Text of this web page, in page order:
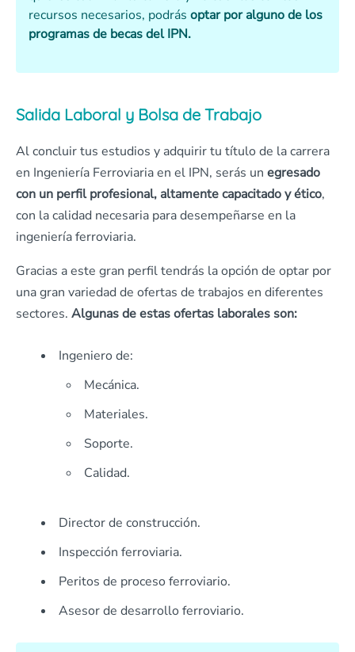
recursos necesarios, podrás optar por alguno de los
programas de becas del IPN.
Salida Laboral y Bolsa de Trabajo
Al concluir tus estudios y adquirir tu título de la carrera
en Ingeniería Ferroviaria en el IPN, serás un egresado
con un perfil profesional, altamente capacitado y ético,
con la calidad necesaria para desempeñarse en la
ingeniería ferroviaria.
Gracias a este gran perfil tendrás la opción de optar por
una gran variedad de ofertas de trabajos en diferentes
sectores. Algunas de estas ofertas laborales son:
Ingeniero de:
Mecánica.
Materiales.
Soporte.
Calidad.
Director de construcción.
Inspección ferroviaria.
Peritos de proceso ferroviario.
Asesor de desarrollo ferroviario.